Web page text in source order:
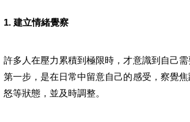
1. 建立情緒覺察
許多人在壓力累積到極限時，才意識到自己
第一步，是在日常中留意自己的感受，察覺
怒等狀態，並及時調整。